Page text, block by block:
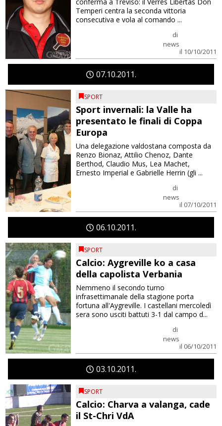
di
news
il 10/10/2011
Temperi centra la seconda vittoria
consecutiva e vola al comando ...
07 10 2011
SPORT
Sport invernali: la Valle ha
presentato le finali di Coppa
Europa
di
news
il 07/10/2011
Una delegazione valdostana composta da
Renzo Bionaz, Attilio Chenoz, Dante
Berthod, Claudio Mus, Lea Machet,
Ernesto Imperial e Gabrielle Herrin (gli ...
06 10 2011
SPORT
Calcio: Aygreville ko a casa
della capolista Verbania
di
news
il 06/10/2011
Nemmeno il secondo turno
infrasettimanale della stagione porta
fortuna all'Aygreville. I castellani mercoledì
sera sono usciti battuti 3-1 dal campo d...
03 10 2011
SPORT
Calcio: Charva a valanga, cade
il St-Chri VdA